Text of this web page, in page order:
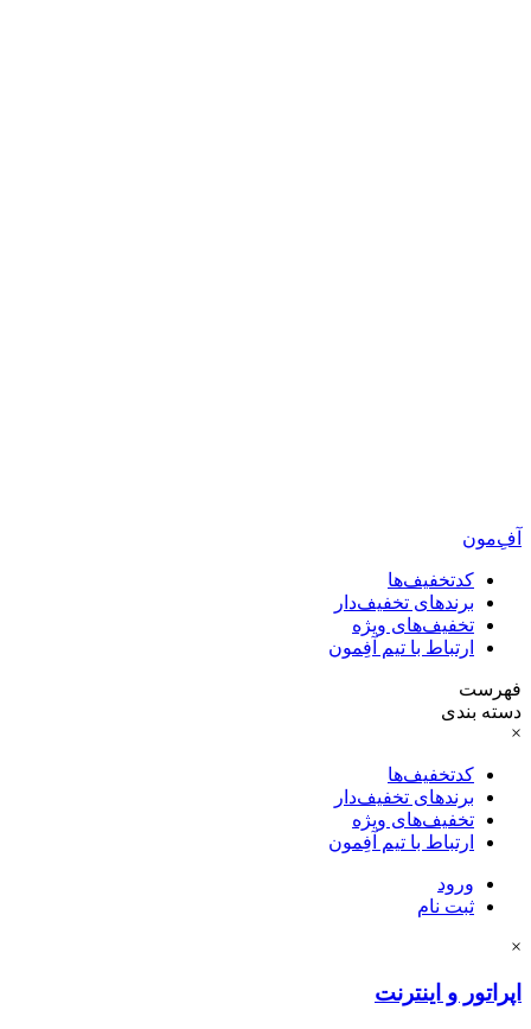
آفِ‌مون
کدتخفیف‌ها
برندهای تخفیف‌دار
تخفیف‌های ویژه
ارتباط با تیم آفِمون
فهرست
دسته بندی
×
کدتخفیف‌ها
برندهای تخفیف‌دار
تخفیف‌های ویژه
ارتباط با تیم آفِمون
ورود
ثبت نام
×
اپراتور و اینترنت